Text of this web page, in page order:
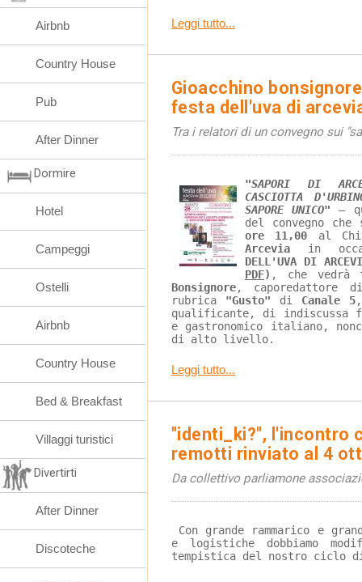
Leggi tutto...
Gioacchino
festa dell'uva di
Tra i relatori di un convegno sui
"SAPORI DI
CASCIOTTA
SAPORE UNICO" –
del convegno
ore 11,00 al
Arcevia in
DELL'UVA DI
PDF) , che
Bonsignore, caporedattore
rubrica "Gusto" di Canale 5
qualificante, di indiscussa
e gastronomico italiano,
di alto livello.
Leggi tutto...
"identi_ki?", l'incontro
remotti rinviato al 4
Da collettivo parliamone
e logistiche dobbiamo
tempistica del nostro ciclo di
Airbnb
Country House
Pub
After Dinner
Dormire
Hotel
Campeggi
Ostelli
Airbnb
Country House
Bed & Breakfast
Villaggi turistici
Divertirti
After Dinner
Discoteche